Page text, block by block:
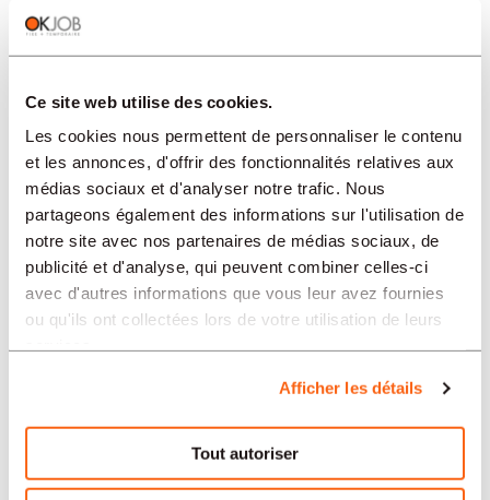
Ce site web utilise des cookies.
Les cookies nous permettent de personnaliser le contenu
et les annonces, d'offrir des fonctionnalités relatives aux
médias sociaux et d'analyser notre trafic. Nous
partageons également des informations sur l'utilisation de
notre site avec nos partenaires de médias sociaux, de
publicité et d'analyse, qui peuvent combiner celles-ci
avec d'autres informations que vous leur avez fournies
ou qu'ils ont collectées lors de votre utilisation de leurs
Afficher les détails
Tout autoriser
La Chaux-de-Fonds
Lausanne
Le Sentier
Neuchâtel
Soleure
Yverdon-les-Bains
Aarau
Nos offres d’emploi en Suisse
par secteur
Administration et secrétariat